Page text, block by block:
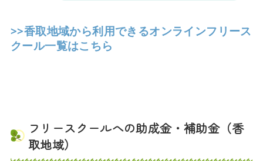
>>香取地域から利用できるオンラインフリース
クール一覧はこちら
フリースクールへの助成金・補助金（香
取地域）